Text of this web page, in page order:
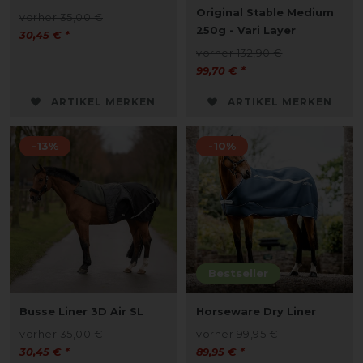
vorher 35,00 €
30,45 € *
ARTIKEL MERKEN
Original Stable Medium
250g - Vari Layer
vorher 132,90 €
99,70 € *
ARTIKEL MERKEN
-13%
Busse Liner 3D Air SL
vorher 35,00 €
30,45 € *
Bestseller
-10%
Horseware Dry Liner
vorher 99,95 €
89,95 € *